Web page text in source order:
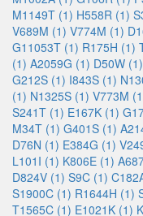
M1149T (1) H558R (1)
V689M (1) V774M (1)
G11053T (1) R175H (1)
(1) A2059G (1) D50W (1)
G212S (1) I843S (1)
(1) N1325S (1) V773M
S241T (1) E167K (1)
M34T (1) G401S (1)
D76N (1) E384G (1)
L101I (1) K806E (1)
D824V (1) S9C (1)
S1900C (1) R1644H (1)
T1565C (1) E1021K (1)